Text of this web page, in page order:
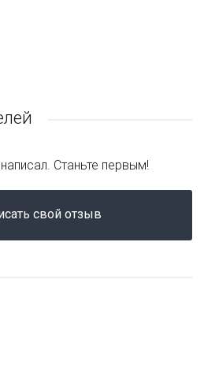
свой отзыв
Станьте первым!